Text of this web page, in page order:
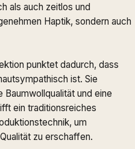
als auch zeitlos und
Haptik, sondern auch
punktet dadurch, dass
ist. Sie
und eine
ein traditionsreiches
um
zu erschaffen.